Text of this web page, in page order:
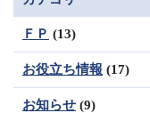
ＦＰ (13)
お役立ち情報 (17)
お知らせ (9)